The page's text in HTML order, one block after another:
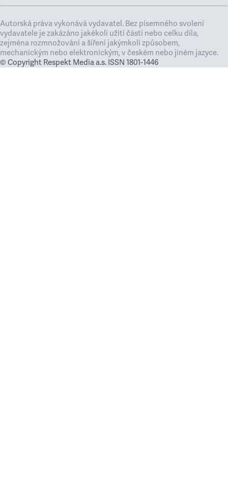
Autorská práva vykonává vydavatel. Bez písemného svolení
vydavatele je zakázáno jakékoli užití částí nebo celku díla,
zejména rozmnožování a šíření jakýmkoli způsobem,
mechanickým nebo elektronickým, v českém nebo jiném jazyce.
© Copyright Respekt Media a.s. ISSN 1801-1446